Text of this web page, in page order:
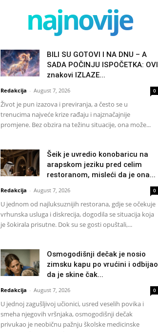
najnovije
BILI SU GOTOVI I NA DNU – A
SADA POČINJU ISPOČETKA: OVI
znakovi IZLAZE...
Redakcija - August 7, 2026 0
Život je pun izazova i previranja, a često se u
trenucima najveće krize rađaju i najznačajnije
promjene. Bez obzira na težinu situacije, ona može...
Šeik je uvredio konobaricu na
arapskom jeziku pred celim
restoranom, misleći da je ona...
Redakcija - August 7, 2026 0
U jednom od najluksuznijih restorana, gdje se očekuje
vrhunska usluga i diskrecija, dogodila se situacija koja
je šokirala prisutne. Dok su se gosti opuštali,...
Osmogodišnji dečak je nosio
zimsku kapu po vrućini i odbijao
da je skine čak...
Redakcija - August 7, 2026 0
U jednoj zagušljivoj učionici, usred veselih povika i
smeha njegovih vršnjaka, osmogodišnji dečak
privukao je neobičnu pažnju školske medicinske